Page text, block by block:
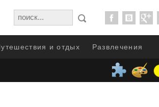
и отдых Развлечения